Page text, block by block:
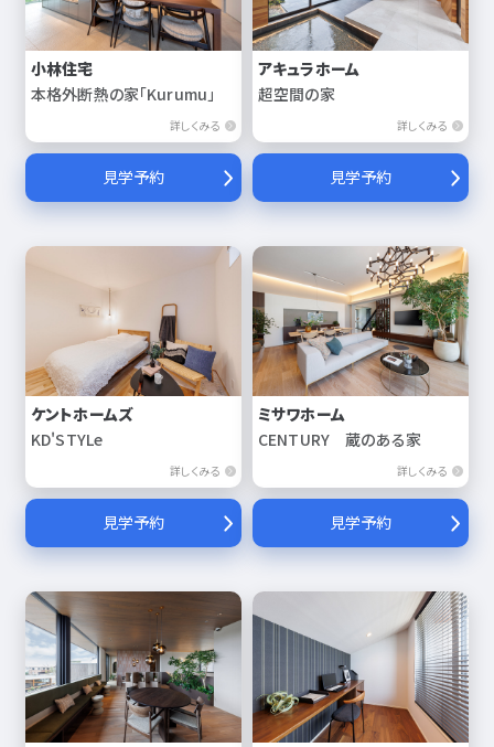
小林住宅
本格外断熱の家「Kurumu」
詳しくみる
見学予約
アキュラホーム
超空間の家
詳しくみる
見学予約
ケントホームズ
KD'STYLe
詳しくみる
見学予約
ミサワホーム
CENTURY 蔵のある家
詳しくみる
見学予約